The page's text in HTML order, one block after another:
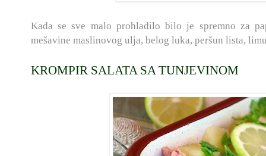
Kada se sve malo prohladilo bilo je spremno za
mešavine maslinovog ulja, belog luka, peršun lista,
KROMPIR SALATA SA TUNJEVINOM